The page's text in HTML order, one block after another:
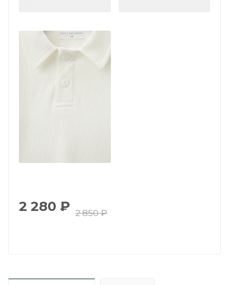
2 280 ₽ 2 850₽